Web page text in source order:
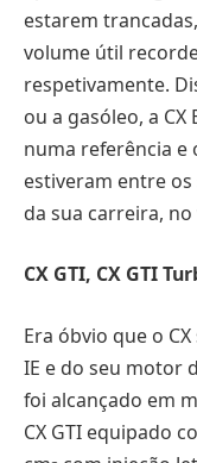
estarem
volume útil
respetivamente.
ou a gasóleo, a
numa referência e
estiveram entre
da sua carreira, no
CX GTI, CX GTI
Era óbvio que o
IE e do seu motor
foi alcançado em
CX GTI equipado